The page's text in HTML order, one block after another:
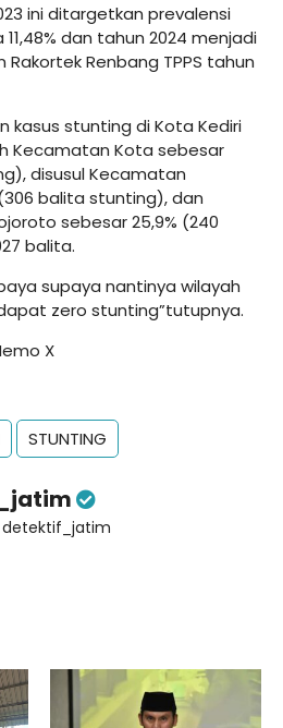
ini ditargetkan prevalensi
dan tahun 2024 menjadi
Rakortek Renbang TPPS tahun
kasus stunting di Kota Kediri
Kecamatan Kota sebesar
disusul Kecamatan
balita stunting), dan
sebesar 25,9% (240
balita.
supaya nantinya wilayah
zero stunting”tutupnya.
X
STUNTING
detektif_jatim